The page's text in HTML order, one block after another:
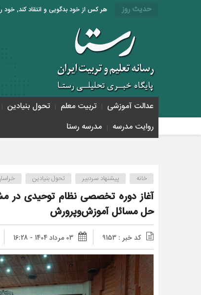
حدیث روز هر کس از خود بدگویی و انتقاد کند٬ خود را اصلاح کرده و هر کس خودستایی نماید٬ پس به تحقیق خویش را تباه نموده است. «امام علی (ع)»
عدالت آموزشی تربیت معلم تحول بنیادین
روایت مدرسه
مدرسه رستا
خانه پیشنهاد سردبیر تحول بنیادین
آغاز دوره تخصصی نظام توحیدی در
حل مسائل آموزش‌وپرورش
کد خبر : 9153 03 مرداد 1404 - 16:28